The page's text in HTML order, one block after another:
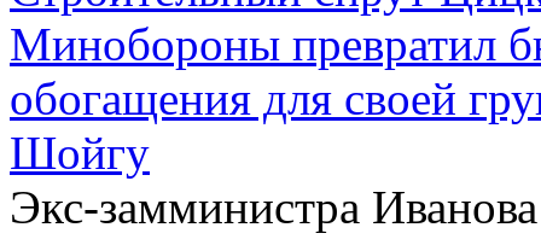
Минобороны превратил
обогащения для своей
Шойгу
Экс-замминистра